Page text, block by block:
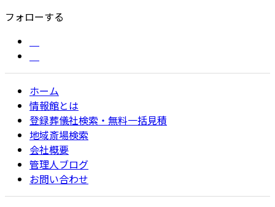
フォローする
ホーム
情報館とは
登録葬儀社検索・無料一括見積
地域斎場検索
会社概要
管理人ブログ
お問い合わせ